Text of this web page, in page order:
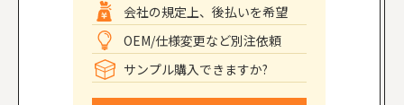
会社の規定上、後払いを希望
OEM/仕様変更など別注依頼
サンプル購入できますか?